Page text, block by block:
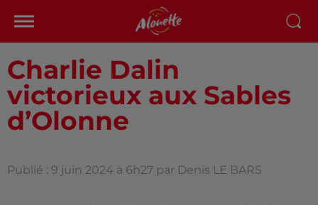
Charlie Dalin
victorieux aux Sables
d’Olonne
Publié : 9 juin 2024 à 6h27 par Denis LE BARS